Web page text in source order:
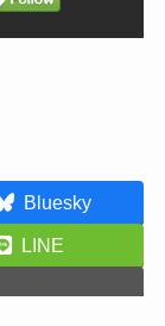
Bluesky
LINE